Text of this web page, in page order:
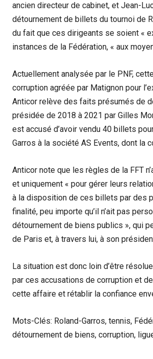
ancien directeur de cabinet, et Jean-
détournement de billets du tournoi de
du fait que ces dirigeants se soient «
instances de la Fédération, « aux
Actuellement analysée par le PNF,
corruption agréée par Matignon pour
Anticor relève des faits présumés de
présidée de 2018 à 2021 par Gilles
est accusé d’avoir vendu 40 billets
Garros à la société AS Events, dont la
Anticor note que les règles de la FFT
et uniquement « pour gérer leurs
à la disposition de ces billets par des
finalité, peu importe qu’il n’ait pas
détournement de biens publics », qui
de Paris et, à travers lui, à son
La situation est donc loin d’être
par ces accusations de corruption et
cette affaire et rétablir la confiance
Mots-Clés: Roland-Garros, tennis,
détournement de biens, corruption,